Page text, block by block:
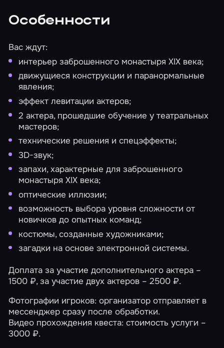
Особенности
Вас ждут:
интерьер заброшенного монастыря XIX века;
движущиеся конструкции и паранормальные
явления;
эффект левитации актеров;
2 актера, прошедшие обучение у театральных
мастеров;
технические решения и спецэффекты;
3D-звук;
запахи, характерные для заброшенного
монастыря XIX века;
оптические иллюзии;
возможность выбора уровня сложности от
новичков до опытных команд;
костюмы, созданные художниками;
загадки на основе электронной системы.
Доплата за участие дополнительного актера –
1500 ₽, за участие двух актеров – 2500 ₽.
Фотографии игроков: организатор отправляет в
мессенджер сразу после обработки.
Видео прохождения квеста: стоимость услуги –
3000 ₽.